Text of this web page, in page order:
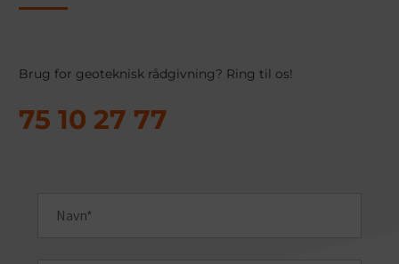
Brug for geoteknisk rådgivning? Ring til os!
75 10 27 77